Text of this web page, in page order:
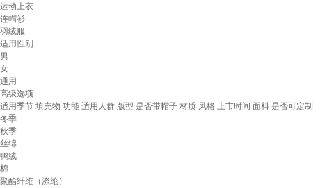
运动上衣
连帽衫
羽绒服
适用性别:
男
女
通用
高级选项:
适用季节 填充物 功能 适用人群 版型 是否带帽子 材质 风格 上市时间 面料 是否可定制
冬季
秋季
丝绵
鸭绒
棉
聚酯纤维（涤纶）